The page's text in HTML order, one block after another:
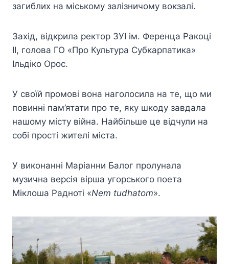
загиблих на міському залізничому вокзалі.
Захід, відкрила ректор ЗУІ ім. Ференца Ракоці
ІІ, голова ГО «Про Культура Субкарпатика»
Ільдіко Орос.
У своїй промові вона наголосила на те, що ми
повинні пам’ятати про те, яку шкоду завдала
нашому місту війна. Найбільше це відчули на
собі прості жителі міста.
У виконанні Маріанни Балог пролунала
музична версія вірша угорського поета
Міклоша Радноті «Nem tudhatom».